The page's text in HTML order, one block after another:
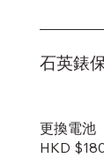
石英錶
更換電池
HKD